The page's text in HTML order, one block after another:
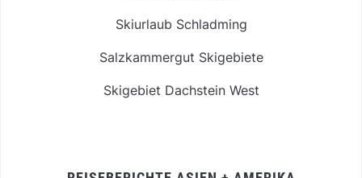
Skiurlaub Schladming
Salzkammergut Skigebiete
Skigebiet Dachstein West